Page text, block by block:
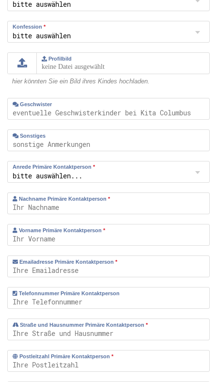
Konfession *
Profilbild
keine Datei ausgewählt
hier könnten Sie ein Bild ihres Kindes hochladen.
Geschwister
Sonstiges
Anrede Primäre Kontaktperson *
Nachname Primäre Kontaktperson *
Vorname Primäre Kontaktperson *
Emailadresse Primäre Kontaktperson *
Telefonnummer Primäre Kontaktperson
Straße und Hausnummer Primäre Kontaktperson *
Postleitzahl Primäre Kontaktperson *